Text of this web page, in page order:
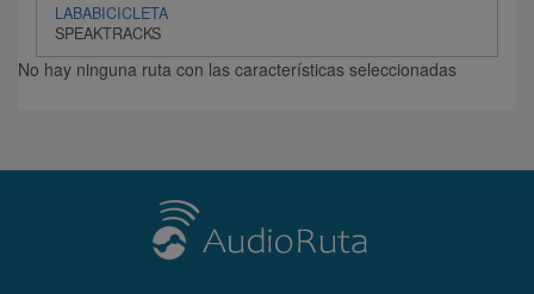
LABABICICLETA
SPEAKTRACKS
No hay ninguna ruta con las características seleccionadas